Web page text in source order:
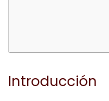
Introducción